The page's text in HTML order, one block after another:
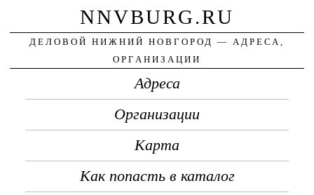
NNVBURG.RU
ДЕЛОВОЙ НИЖНИЙ НОВГОРОД — АДРЕСА,
ОРГАНИЗАЦИИ
Адреса
Организации
Карта
Как попасть в каталог